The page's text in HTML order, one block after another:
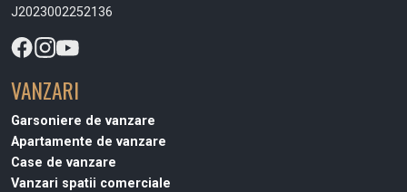
J2023002252136
VANZARI
Garsoniere de vanzare
Apartamente de vanzare
Case de vanzare
Vanzari spatii comerciale